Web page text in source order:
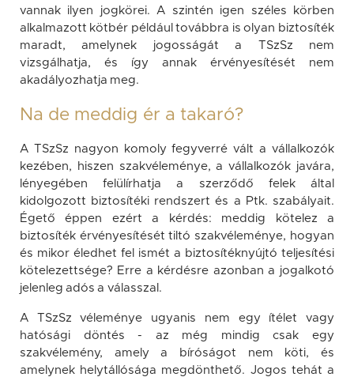
vannak ilyen jogkörei. A szintén igen széles körben
alkalmazott kötbér például továbbra is olyan biztosíték
maradt, amelynek jogosságát a TSzSz nem
vizsgálhatja, és így annak érvényesítését nem
akadályozhatja meg.
Na de meddig ér a takaró?
A TSzSz nagyon komoly fegyverré vált a vállalkozók
kezében, hiszen szakvéleménye, a vállalkozók javára,
lényegében felülírhatja a szerződő felek által
kidolgozott biztosítéki rendszert és a Ptk. szabályait.
Égető éppen ezért a kérdés: meddig kötelez a
biztosíték érvényesítését tiltó szakvéleménye, hogyan
és mikor éledhet fel ismét a biztosítéknyújtó teljesítési
kötelezettsége? Erre a kérdésre azonban a jogalkotó
jelenleg adós a válasszal.
A TSzSz véleménye ugyanis nem egy ítélet vagy
hatósági döntés - az még mindig csak egy
szakvélemény, amely a bíróságot nem köti, és
amelynek helytállósága megdönthető. Jogos tehát a